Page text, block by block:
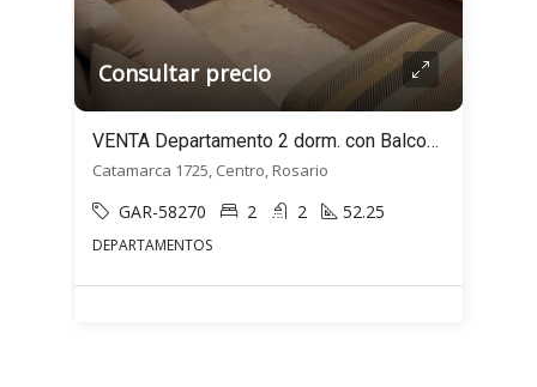
Consultar precio
VENTA Departamento 2 dorm. con Balcones – Catamarca al 1700 – Centro, Rosario
Catamarca 1725, Centro, Rosario
GAR-58270 2 2 52.25
DEPARTAMENTOS